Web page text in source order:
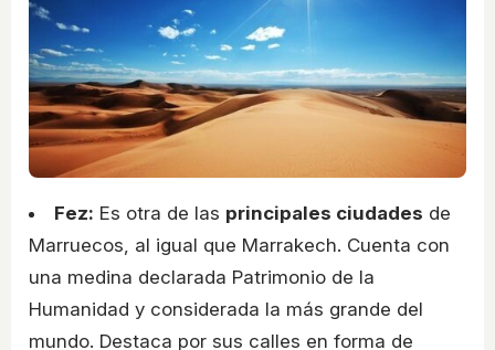
Fez: Es otra de las principales ciudades de
Marruecos, al igual que Marrakech. Cuenta con
una medina declarada Patrimonio de la
Humanidad y considerada la más grande del
mundo. Destaca por sus calles en forma de